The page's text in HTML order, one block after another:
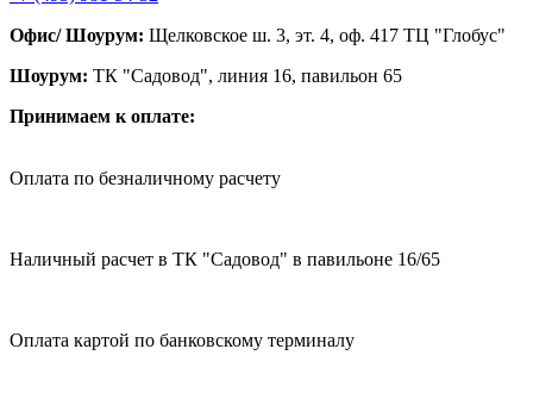
Офис/ Шоурум: Щелковское ш. 3, эт. 4, оф. 417 ТЦ "Глобус"
Шоурум: ТК "Садовод", линия 16, павильон 65
Принимаем к оплате:
Оплата по безналичному расчету
Наличный расчет в ТК "Садовод" в павильоне 16/65
Оплата картой по банковскому терминалу